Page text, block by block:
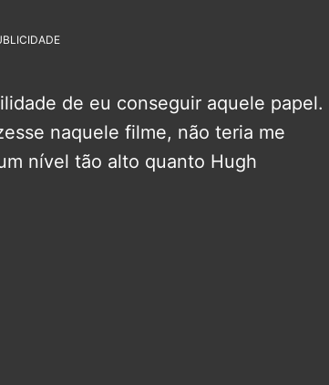
de eu conseguir aquele papel.
naquele filme, não teria me
nível tão alto quanto Hugh